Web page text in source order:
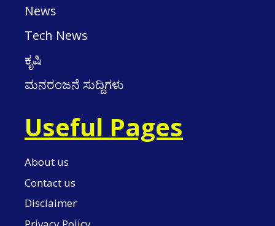
News
Tech News
ಕೃಷಿ
ಮನರಂಜನೆ ಸುದ್ದಿಗಳು
Useful Pages
About us
Contact us
Disclaimer